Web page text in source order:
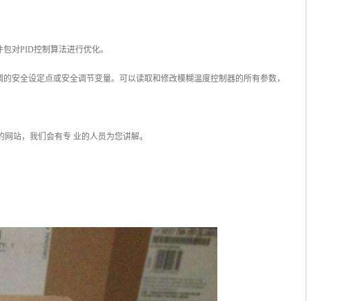
对PID控制算法进行优化。
安全设定点或安全调节变量。可以读取和修改模糊温度控制器的所有参数，
站，我们会有专 业的人员为您讲解。